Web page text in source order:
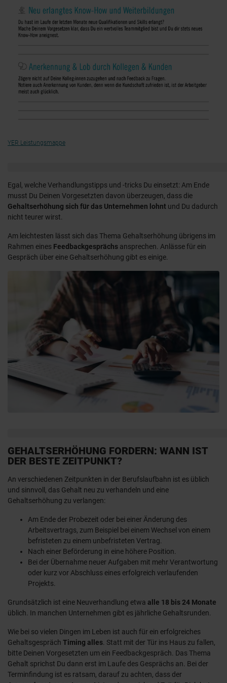
YER Leistungsmappe
Egal, welche Verhandlungstipps und -tricks Du einsetzt: Am Ende
musst Du Deinen Vorgesetzten davon überzeugen, dass die
Gehaltserhöhung sich für das Unternehmen lohnt und Du dadurch
nicht teurer wirst.
Am leichtesten lässt sich das Thema Gehaltserhöhung übrigens im
Rahmen eines Feedbackgesprächs ansprechen. Anlässe für ein
Gespräch über eine Gehaltserhöhung gibt es einige.
GEHALTSERHÖHUNG FORDERN: WANN IST
DER BESTE ZEITPUNKT?
An verschiedenen Zeitpunkten in der Berufslaufbahn ist es üblich
und sinnvoll, das Gehalt neu zu verhandeln und eine
Gehaltserhöhung zu verlangen:
Am Ende der Probezeit oder bei einer Änderung des
Arbeitsvertrags, zum Beispiel bei einem Wechsel von einem
befristeten zu einem unbefristeten Vertrag.
Nach einer Beförderung in eine höhere Position.
Bei der Übernahme neuer Aufgaben mit mehr Verantwortung
oder kurz vor Abschluss eines erfolgreich verlaufenden
Projekts.
Grundsätzlich ist eine Neuverhandlung etwa alle 18 bis 24 Monate
üblich. In manchen Unternehmen gibt es jährliche Gehaltsrunden.
Wie bei so vielen Dingen im Leben ist auch für ein erfolgreiches
Gehaltsgespräch Timing alles . Statt mit der Tür ins Haus zu fallen,
bitte Deinen Vorgesetzten um ein Feedbackgespräch. Das Thema
Gehalt sprichst Du dann erst im Laufe des Gesprächs an. Bei der
Terminfindung ist es ratsam, darauf zu achten, dass der